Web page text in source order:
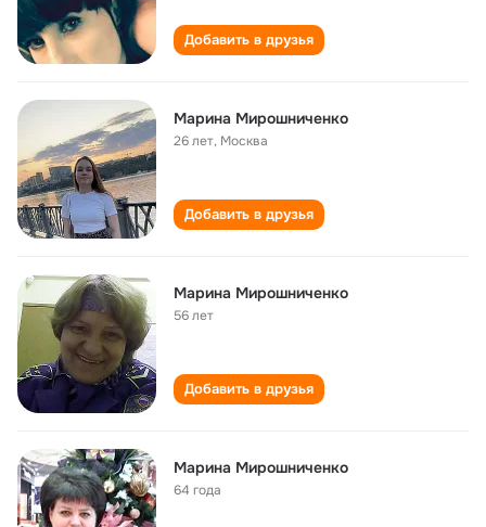
Добавить в друзья
Марина Мирошниченко
26 лет, Москва
Добавить в друзья
Марина Мирошниченко
56 лет
Добавить в друзья
Марина Мирошниченко
64 года